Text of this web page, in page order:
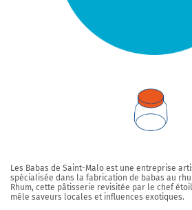
Les Babas de Saint-Malo est une entreprise
spécialisée dans la fabrication de babas au
Rhum, cette pâtisserie revisitée par le chef
mêle saveurs locales et influences exotiques.